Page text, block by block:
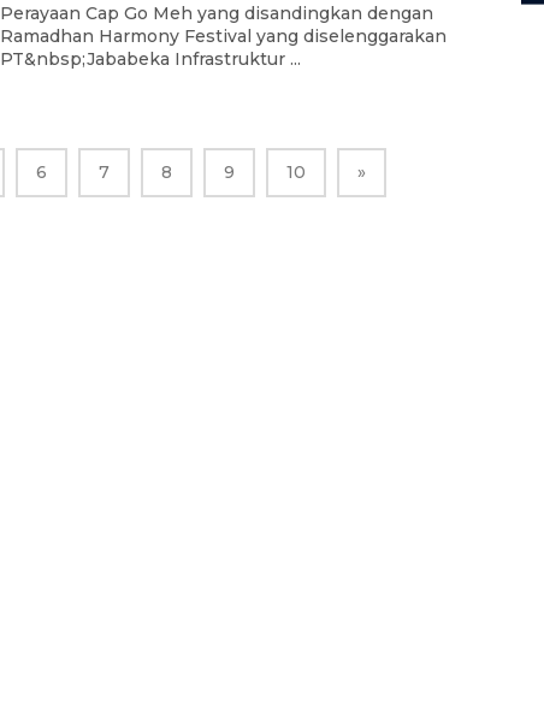
Perayaan Cap Go Meh yang disandingkan dengan
Ramadhan Harmony Festival yang diselenggarakan
PT&nbsp;Jababeka Infrastruktur ...
6 7 8 9 10 »